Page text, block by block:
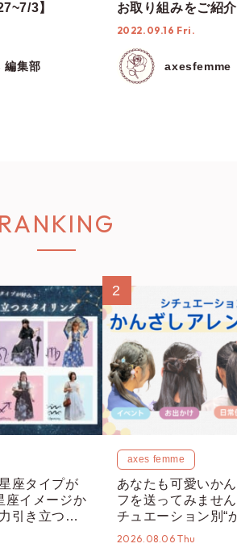
3】
編集部
お取り組みをご紹介
2022.09.16 Fri.
axesfemme
RANKING
座タイプが
座イメージか
引き立つス
2
axes femme
あなたも可愛いか
フを送ってみませ
チュエーション別“
オススメ【ショッ
2026.08.06 Thu